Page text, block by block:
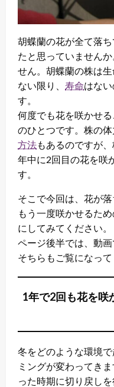
胡蝶蘭の花が全て落
たと思っていません
せん。胡蝶蘭の株は
ない限り、 寿命はな
す。
何度でも花を咲かせ
のひとつです。株の体
方法もあるのですが
年中に2回目の花を咲
す。
そこで今回は、花が
もう一度咲かせるた
にしてみてください。
ページ後半では、動
そちらもご覧になって
1年で2回も花を咲
冬をどのような環境
ミングが変わってき
った時期に切り戻し